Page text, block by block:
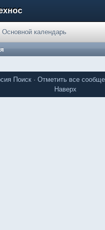
Основной календарь
Поиск · Отметить все
Наверх